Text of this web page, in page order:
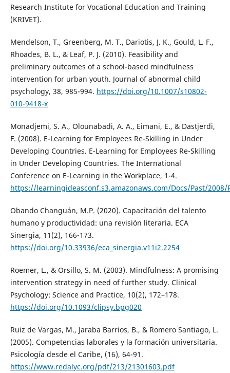
Research Institute for Vocational Education and Training
(KRIVET).
Mendelson, T., Greenberg, M. T., Dariotis, J. K., Gould, L. F.,
Rhoades, B. L., & Leaf, P. J. (2010). Feasibility and
preliminary outcomes of a school-based mindfulness
intervention for urban youth. Journal of abnormal child
psychology, 38, 985-994. https://doi.org/10.1007/s10802-
010-9418-x
Monadjemi, S. A., Olounabadi, A. A., Eimani, E., & Dastjerdi,
F. (2008). E-Learning for Employees Re-Skilling in Under
Developing Countries. E-Learning for Employees Re-Skilling
in Under Developing Countries. The International
Conference on E-Learning in the Workplace, 1-4.
https://learningideasconf.s3.amazonaws.com/Docs/Past/
Obando Changuán, M.P. (2020). Capacitación del talento
humano y productividad: una revisión literaria. ECA
Sinergia, 11(2), 166-173.
https://doi.org/10.33936/eca_sinergia.v11i2.2254
Roemer, L., & Orsillo, S. M. (2003). Mindfulness: A promising
intervention strategy in need of further study. Clinical
Psychology: Science and Practice, 10(2), 172–178.
https://doi.org/10.1093/clipsy.bpg020
Ruiz de Vargas, M., Jaraba Barrios, B., & Romero Santiago, L.
(2005). Competencias laborales y la formación universitaria.
Psicología desde el Caribe, (16), 64-91.
https://www.redalyc.org/pdf/213/21301603.pdf